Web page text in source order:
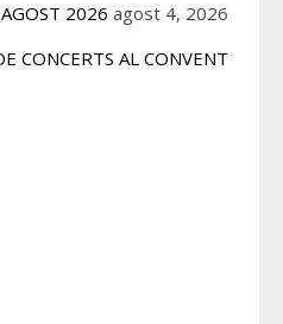
2026 agost 4, 2026
CONCERTS AL CONVENT